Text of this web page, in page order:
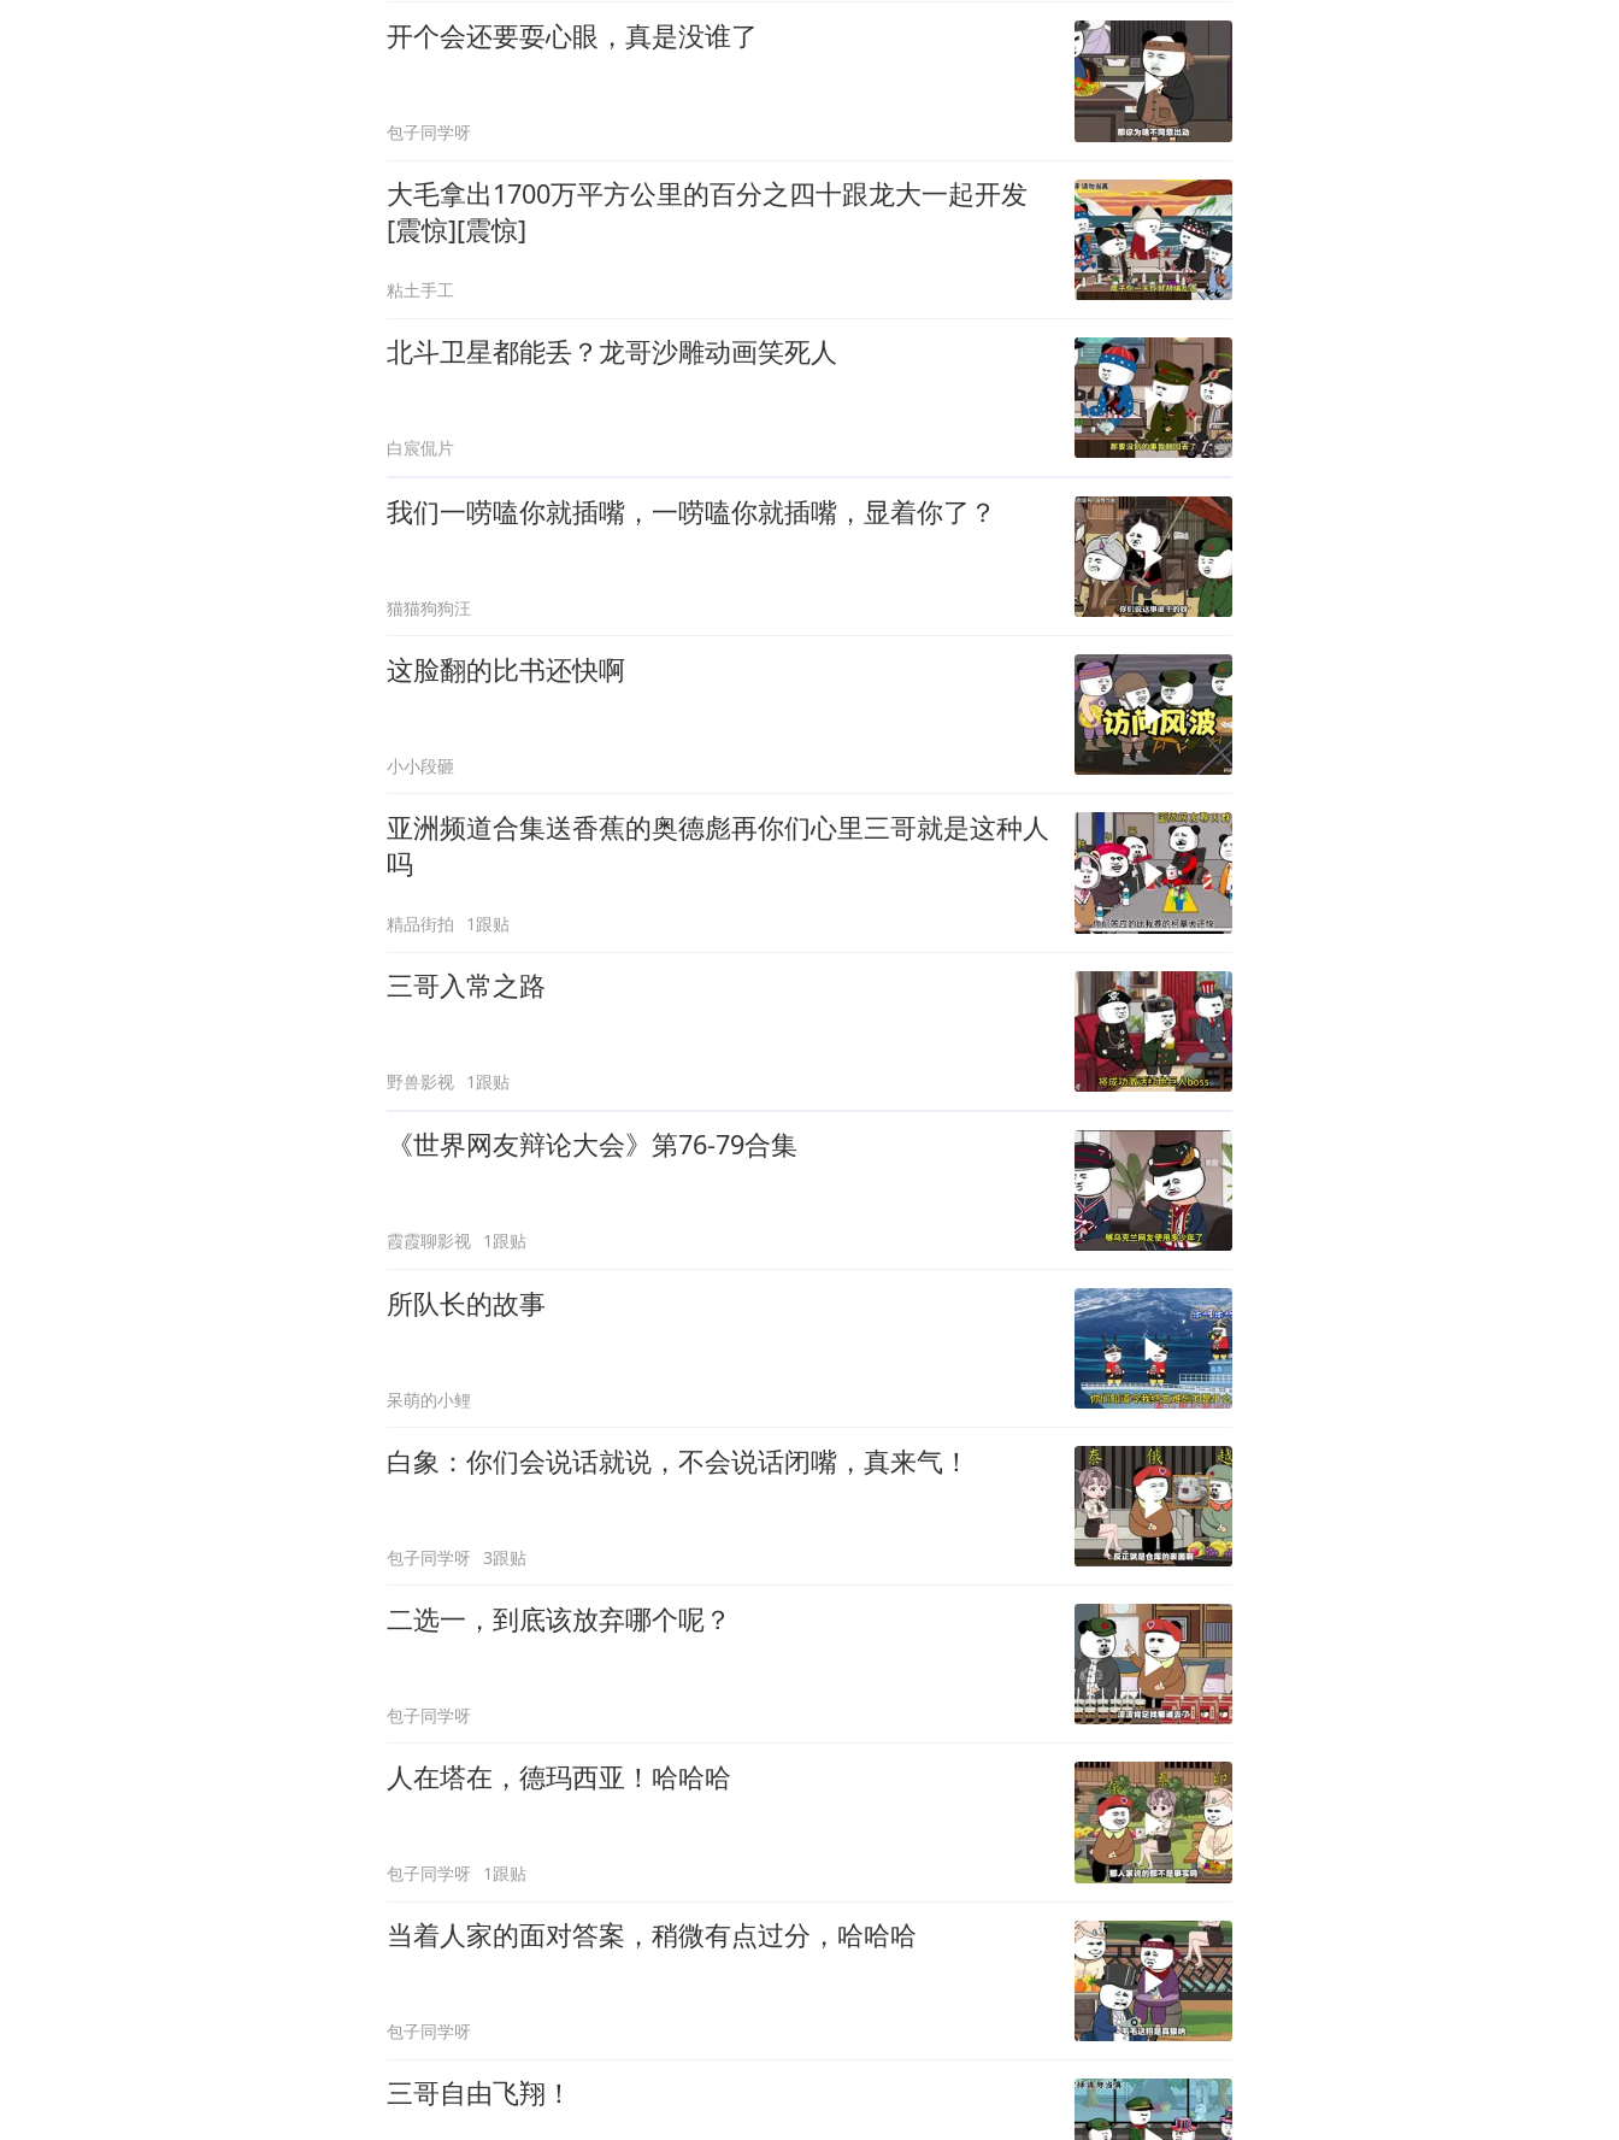
开个会还要耍心眼，真是没谁了
包子同学呀
大毛拿出1700万平方公里的百分之四十跟龙大一起开发
[震惊][震惊]
粘土手工
北斗卫星都能丢？龙哥沙雕动画笑死人
白宸侃片
我们一唠嗑你就插嘴，一唠嗑你就插嘴，显着你了？
猫猫狗狗汪
这脸翻的比书还快啊
小小段砸
亚洲频道合集送香蕉的奥德彪再你们心里三哥就是这种人
吗
精品街拍 1跟贴
三哥入常之路
野兽影视 1跟贴
《世界网友辩论大会》第76-79合集
霞霞聊影视 1跟贴
所队长的故事
呆萌的小鲤
白象：你们会说话就说，不会说话闭嘴，真来气！
包子同学呀 3跟贴
二选一，到底该放弃哪个呢？
包子同学呀
人在塔在，德玛西亚！哈哈哈
包子同学呀 1跟贴
当着人家的面对答案，稍微有点过分，哈哈哈
包子同学呀
三哥自由飞翔！